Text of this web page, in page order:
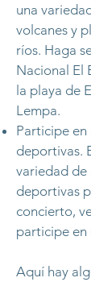
una
volcanes y
ríos. Haga
Nacional El
la playa de
Lempa.
Participe
deportivas.
variedad de
deportivas
concierto,
participe en
Aquí hay